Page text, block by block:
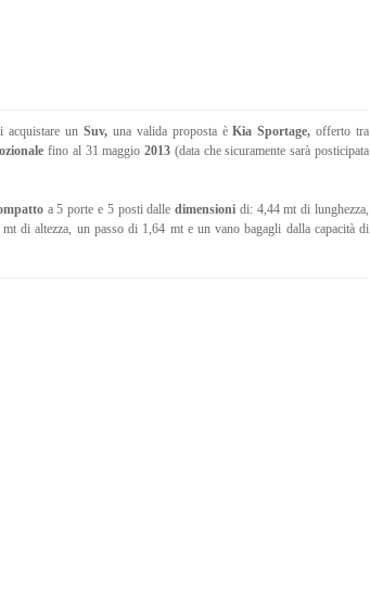
acquistare un Suv, una valida proposta èKia Sportage, offerto tra
fino al 31 maggio2013 (data che sicuramente sarà posticipata
a 5 porte e 5 posti dalledimensioni di: 4,44 mt di lunghezza,
di altezza, un passo di 1,64 mt e un vano bagagli dalla capacità di